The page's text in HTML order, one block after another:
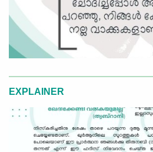
EXPLAINER